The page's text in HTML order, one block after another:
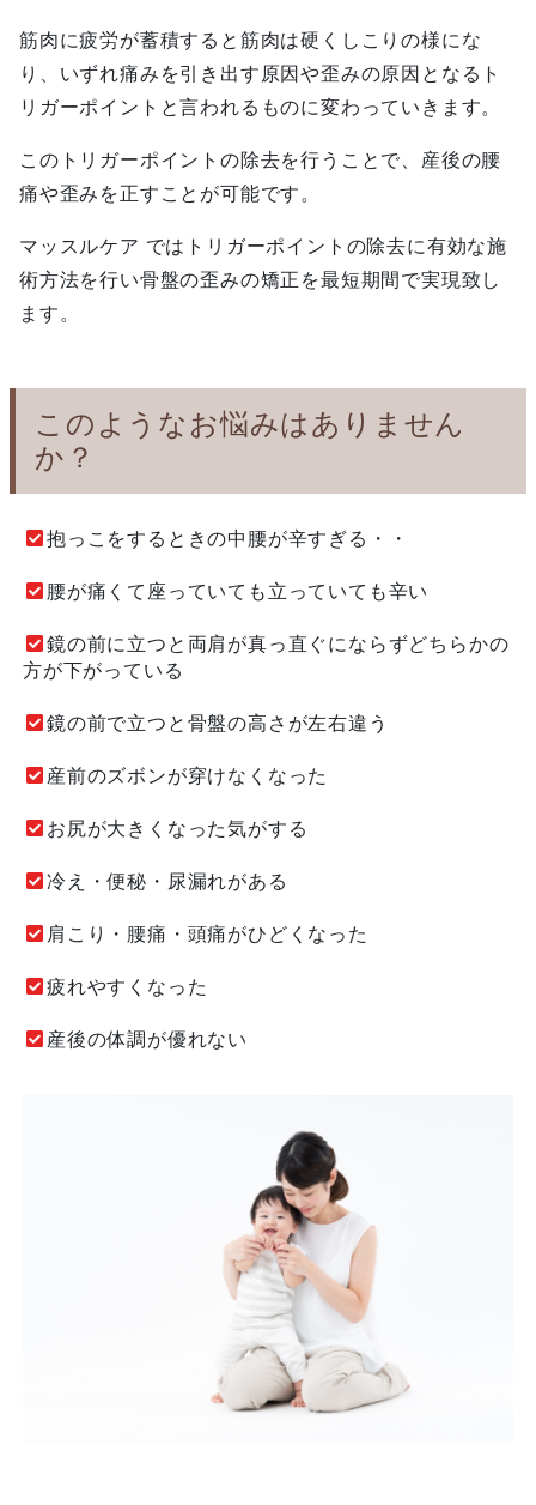
筋肉に疲労が蓄積すると筋肉は硬くしこりの様にな
り、いずれ痛みを引き出す原因や歪みの原因となるト
リガーポイントと言われるものに変わっていきます。
このトリガーポイントの除去を行うことで、産後の腰
痛や歪みを正すことが可能です。
マッスルケア ではトリガーポイントの除去に有効な施
術方法を行い骨盤の歪みの矯正を最短期間で実現致し
ます。
このようなお悩みはありません
か？
抱っこをするときの中腰が辛すぎる・・
腰が痛くて座っていても立っていても辛い
鏡の前に立つと両肩が真っ直ぐにならずどちらかの
方が下がっている
鏡の前で立つと骨盤の高さが左右違う
産前のズボンが穿けなくなった
お尻が大きくなった気がする
冷え・便秘・尿漏れがある
肩こり・腰痛・頭痛がひどくなった
疲れやすくなった
産後の体調が優れない